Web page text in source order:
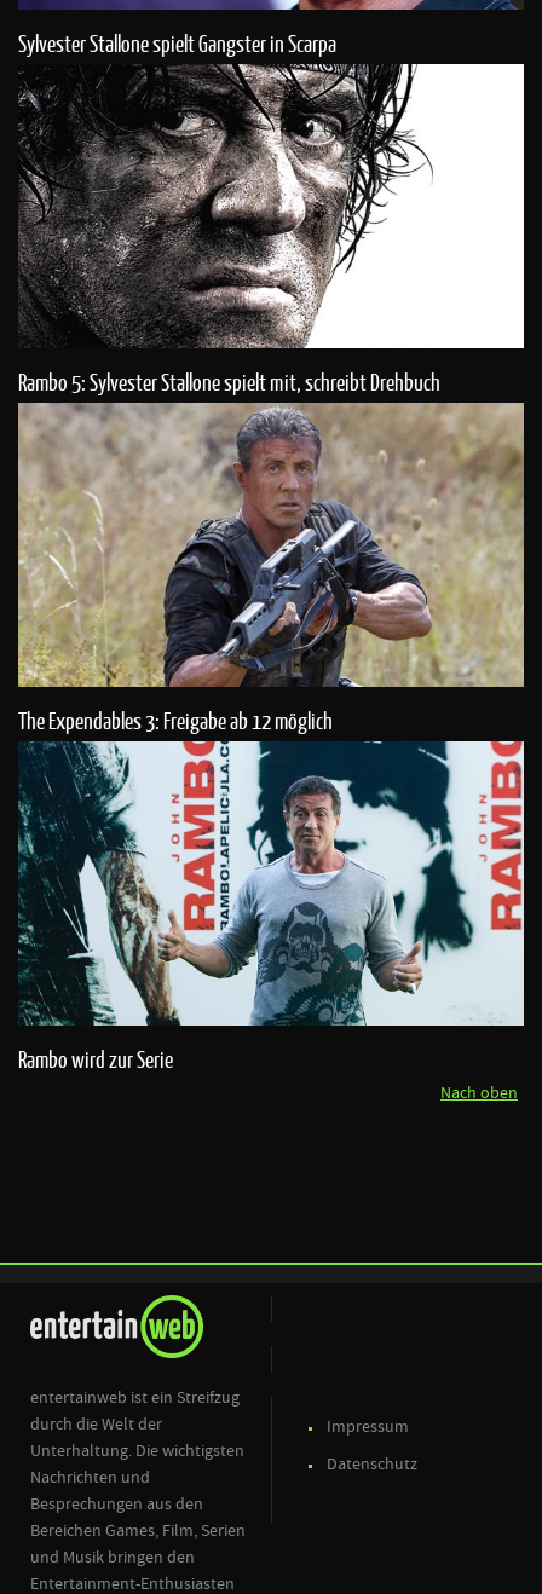
Sylvester Stallone spielt Gangster in Scarpa
Rambo 5: Sylvester Stallone spielt mit, schreibt Drehbuch
The Expendables 3: Freigabe ab 12 möglich
Rambo wird zur Serie
Nach oben
entertainweb ist ein Streifzug
durch die Welt der
Unterhaltung. Die wichtigsten
Nachrichten und
Besprechungen aus den
Bereichen Games, Film, Serien
und Musik bringen den
Entertainment-Enthusiasten
Impressum
Datenschutz